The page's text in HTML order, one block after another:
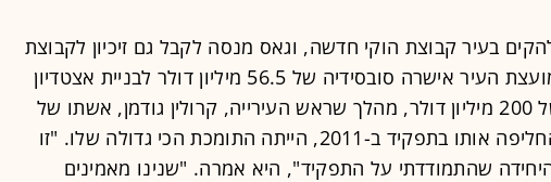
בעיר קבוצת הוקי חדשה, וגאס מנסה לקבל גם זיכיון לקבוצת
MLS. בדצמבר מועצת העיר אישרה סובסידיה של 56.5 מיליון דולר לבניית אצטדיון
כדורגל בעלות של 200 מיליון דולר, מהלך שראש העירייה, קרולין גודמן, אשתו של
אוסקר גודמן שהחליפה אותו בתפקיד ב-2011, הייתה התומכת הכי גדולה שלו. "זו
שהתמודדתי על התפקיד", היא אמרה. "שנינו מאמינים